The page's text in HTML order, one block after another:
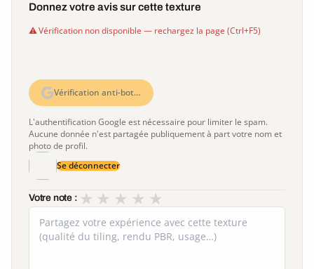
Donnez votre avis sur cette texture
Vérification non disponible — rechargez la page (Ctrl+F5)
Vérification anti-bot…
L'authentification Google est nécessaire pour limiter le spam.
Aucune donnée n'est partagée publiquement à part votre nom et
photo de profil.
Se déconnecter
Votre note : ★
★
★
★
★